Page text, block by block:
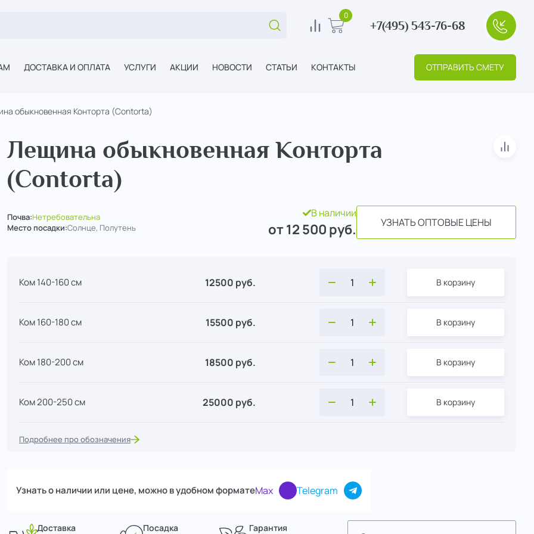
Поиск... 0 В корзину
0
+7(495) 543-76-68
ДОСТАВКА И ОПЛАТА УСЛУГИ АКЦИИ НОВОСТИ СТАТЬИ КОНТАКТЫ ОТПРАВИТЬ СМЕТУ
обыкновенная Конторта (Contorta)
Лещина обыкновенная Конторта
(Contorta)
В
Почва:Нетребовательна
Место посадки:Солнце, Полутень
В наличии
от 12 500 руб. УЗНАТЬ ОПТОВЫЕ ЦЕНЫ
Ком 140-160 см 12500 руб. В корзину
Ком 160-180 см 15500 руб. В корзину
Ком 180-200 см 18500 руб. В корзину
Ком 200-250 см 25000 руб. В корзину
Подробнее про обозначения
Узнать о наличии или цене, можно в удобном форматеMax Telegram
Доставка Посадка Гарантия